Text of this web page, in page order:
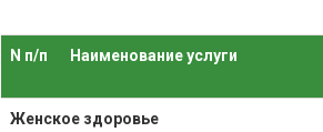
N п/п Наименование услуги
Женское здоровье